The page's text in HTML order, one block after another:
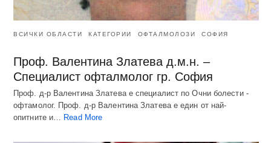
ВСИЧКИ ОБЛАСТИ КАТЕГОРИИ ОФТАЛМОЛОЗИ СОФИЯ
Проф. Валентина Златева д.м.н. –
Специалист офталмолог гр. София
Проф. д-р Валентина Златева е специалист по Очни болести -
офтамолог. Проф. д-р Валентина Златева е един от най-
опитните и… Read More